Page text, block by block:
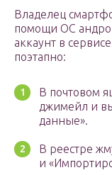
Владелец
помощи ОС
аккаунт в
поэтапно:
В почтовом
джимейл и
данные».
В реестре
и